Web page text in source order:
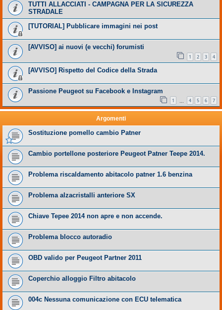
TUTTI ALLACCIATI - CAMPAGNA PER LA SICUREZZA
STRADALE
[TUTORIAL] Pubblicare immagini nei post
[AVVISO] ai nuovi (e vecchi) forumisti
1 2 3 4
[AVVISO] Rispetto del Codice della Strada
Passione Peugeot su Facebook e Instagram
1 4 5 6 7
Argomenti
Sostituzione pomello cambio Patner
Cambio portellone posteriore Peugeot Patner Teepe 2014.
Problema riscaldamento abitacolo patner 1.6 benzina
Problema alzacristalli anteriore SX
Chiave Tepee 2014 non apre e non accende.
Problema blocco autoradio
OBD valido per Peugeot Partner 2011
Coperchio alloggio Filtro abitacolo
004c Nessuna comunicazione con ECU telematica